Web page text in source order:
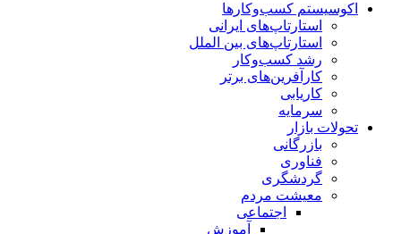
اکوسیستم کسب‌وکارها
استارتاپ‌های ایرانی
استارتاپ‌های بین الملل
رشد کسب‌وکار
کارآفرین‌های برتر
کاریابی
سرمایه
تحولات بازار
بازرگانی
فناوری
گردشگری
معیشت مردم
اجتماعی
آموزش